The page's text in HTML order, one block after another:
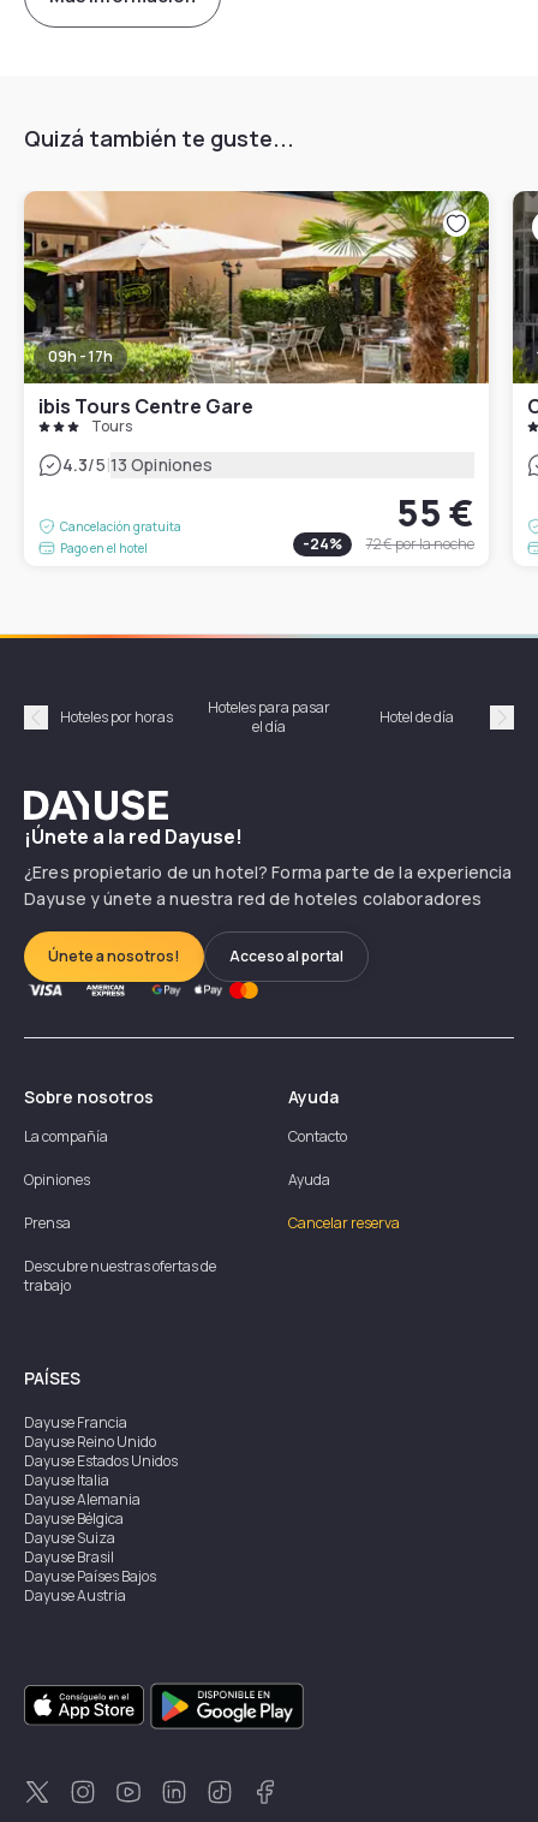
Quizá también te guste...
09h - 17h
ibis Tours Centre Gare
Tours
4.3/5|13 Opiniones
Cancelación gratuita
Pago en el hotel
55 €
-24% 72 €por la noche
Précédent
Hoteles por horas
Hoteles para pasar
el día
Hotel de día
Dayuse
¡Únete a la red Dayuse!
¿Eres propietario de un hotel? Forma parte de la experiencia
Dayuse y únete a nuestra red de hoteles colaboradores
Únete a nosotros! Acceso al portal
Sobre nosotros
La compañía
Opiniones
Prensa
Descubre nuestras ofertas de
trabajo
Ayuda
Contacto
Ayuda
Cancelar reserva
PAÍSES
DayuseFrancia
DayuseReino Unido
DayuseEstados Unidos
DayuseItalia
DayuseAlemania
DayuseBélgica
DayuseSuiza
DayuseBrasil
DayusePaíses Bajos
DayuseAustria
DayuseSingapur
DayuseSuecia
DayuseTailandia
DayuseNueva Zelanda
DayuseTurquía